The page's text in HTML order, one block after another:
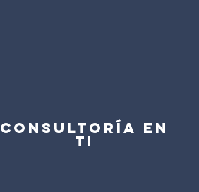
CONSULTORÍA EN
TI